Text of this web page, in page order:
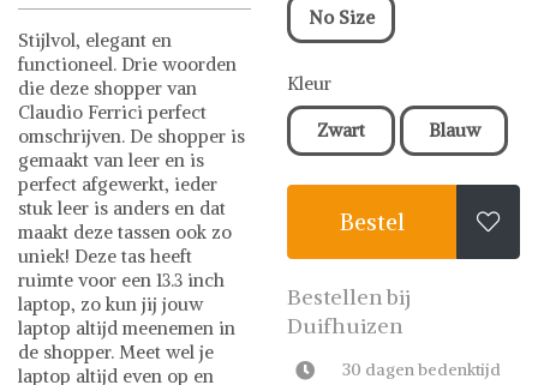
Stijlvol, elegant en
functioneel. Drie woorden
die deze shopper van
Claudio Ferrici perfect
omschrijven. De shopper is
gemaakt van leer en is
perfect afgewerkt, ieder
stuk leer is anders en dat
maakt deze tassen ook zo
uniek! Deze tas heeft
ruimte voor een 13.3 inch
laptop, zo kun jij jouw
laptop altijd meenemen in
de shopper. Meet wel je
laptop altijd even op en
No Size
Kleur
Zwart Blauw
Bestel 
Bestellen bij
Duifhuizen
30 dagen bedenktijd